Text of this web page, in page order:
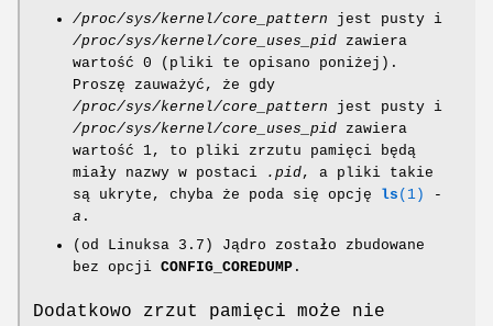
/proc/sys/kernel/core_pattern jest pusty i
/proc/sys/kernel/core_uses_pid zawiera
wartość 0 (pliki te opisano poniżej).
Proszę zauważyć, że gdy
/proc/sys/kernel/core_pattern jest pusty i
/proc/sys/kernel/core_uses_pid zawiera
wartość 1, to pliki zrzutu pamięci będą
miały nazwy w postaci
.pid, a pliki takie
są ukryte, chyba że poda się opcję ls (1)
-
a .
(od Linuksa 3.7) Jądro zostało zbudowane
bez opcji CONFIG_COREDUMP .
Dodatkowo zrzut pamięci może nie